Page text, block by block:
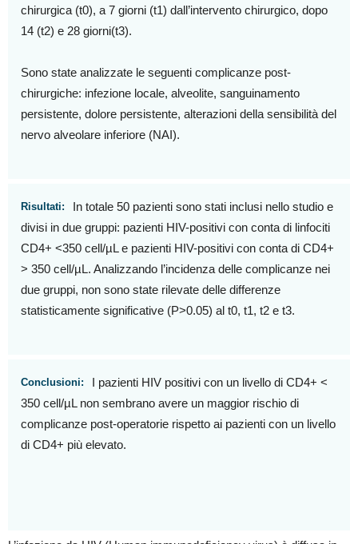
chirurgica (t0), a 7 giorni (t1) dall’intervento chirurgico, dopo
14 (t2) e 28 giorni(t3).
Sono state analizzate le seguenti complicanze post-
chirurgiche: infezione locale, alveolite, sanguinamento
persistente, dolore persistente, alterazioni della sensibilità del
nervo alveolare inferiore (NAI).
Risultati:
In totale 50 pazienti sono stati inclusi nello studio e
divisi in due gruppi: pazienti HIV-positivi con conta di linfociti
CD4+ <350 cell/µL e pazienti HIV-positivi con conta di CD4+
> 350 cell/µL. Analizzando l’incidenza delle complicanze nei
due gruppi, non sono state rilevate delle differenze
statisticamente significative (P>0.05) al t0, t1, t2 e t3.
Conclusioni:
I pazienti HIV positivi con un livello di CD4+ <
350 cell/µL non sembrano avere un maggior rischio di
complicanze post-operatorie rispetto ai pazienti con un livello
di CD4+ più elevato.